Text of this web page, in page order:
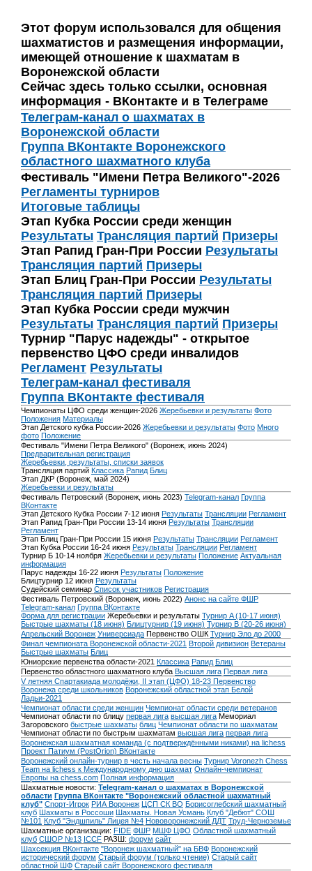
Этот форум использовался для общения
шахматистов и размещения информации,
имеющей отношение к шахматам в
Воронежской области
Сейчас здесь только ссылки, основная
информация - ВКонтакте и в Телеграме
Телеграм-канал о шахматах в
Воронежской области
Группа ВКонтакте Воронежского
областного шахматного клуба
Фестиваль "Имени Петра Великого"-2026
Регламенты турниров
Итоговые таблицы
Этап Кубка России среди женщин
Результаты Трансляция партий Призеры
Этап Рапид Гран-При России Результаты
Трансляция партий Призеры
Этап Блиц Гран-При России Результаты
Трансляция партий Призеры
Этап Кубка России среди мужчин
Результаты Трансляция партий Призеры
Турнир "Парус надежды" - открытое
первенство ЦФО среди инвалидов
Регламент Результаты
Телеграм-канал фестиваля
Группа ВКонтакте фестиваля
Чемпионаты ЦФО среди женщин-2026 Жеребьевки и результаты Фото
Положения Материалы
Этап Детского кубка России-2026 Жеребьевки и результаты Фото Много
фото Положение
Фестиваль "Имени Петра Великого" (Воронеж, июнь 2024)
Предварительная регистрация
Жеребьевки, результаты, списки заявок
Трансляция партий Классика Рапид Блиц
Этап ДКР (Воронеж, май 2024)
Жеребьевки и результаты
Фестиваль Петровский (Воронеж, июнь 2023) Telegram-канал Группа
ВКонтакте
Этап Детского Кубка России 7-12 июня Результаты Трансляции Регламент
Этап Рапид Гран-При России 13-14 июня Результаты Трансляции
Регламент
Этап Блиц Гран-При России 15 июня Результаты Трансляции Регламент
Этап Кубка России 16-24 июня Результаты Трансляции Регламент
Турнир Б 10-14 ноября Жеребьевки и результаты Положение Актуальная
информация
Парус надежды 16-22 июня Результаты Положение
Блицтурнир 12 июня Результаты
Судейский семинар Список участников Регистрация
Фестиваль Петровский (Воронеж, июнь 2022) Анонс на сайте ФШР
Telegram-канал Группа ВКонтакте
Форма для регистрации Жеребьевки и результаты Турнир A (10-17 июня)
Быстрые шахматы (18 июня) Блицтурнир (19 июня) Турнир B (20-26 июня)
Апрельский Воронеж Универсиада Первенство ОШК Турнир Эло до 2000
Финал чемпионата Воронежской области-2021 Второй дивизион Ветераны
Быстрые шахматы Блиц
Юниорские первенства области-2021 Классика Рапид Блиц
Первенство областного шахматного клуба Высшая лига Первая лига
V летняя Спартакиада молодёжи, II этап (ЦФО) 18-23 Первенство
Воронежа среди школьников Воронежский областной этап Белой
Ладьи-2021
Чемпионат области среди женщин Чемпионат области среди ветеранов
Чемпионат области по блицу первая лига высшая лига Мемориал
Загоровского быстрые шахматы блиц Чемпионат области по шахматам
Чемпионат области по быстрым шахматам высшая лига первая лига
Воронежская шахматная команда (с подтверждёнными никами) на lichess
Проект Патиум (PostOrion) ВКонтакте
Воронежский онлайн-турнир в честь начала весны Турнир Voronezh Chess
Team на lichess к Международному дню шахмат Онлайн-чемпионат
Европы на chess.com Полная информация
Шахматные новости: Telegram-канал о шахматах в Воронежской
области Группа ВКонтакте "Воронежский областной шахматный
клуб" Спорт-Игрок РИА Воронеж ЦСП СК ВО Борисоглебский шахматный
клуб Шахматы в Россоши Шахматы. Новая Усмань Клуб "Дебют" СОШ
№101 Клуб "Эндшпиль" Лицея №4 Нововоронежский ДДТ Труд-Черноземье
Шахматные организации: FIDE ФШР МШФ ЦФО Областной шахматный
клуб СШОР №13 ICCF РАЗШ: форум сайт
Шахсекция ВКонтакте "Воронеж шахматный" на БВФ Воронежский
исторический форум Cтарый форум (только чтение) Старый сайт
областной ШФ Старый сайт Воронежского фестиваля